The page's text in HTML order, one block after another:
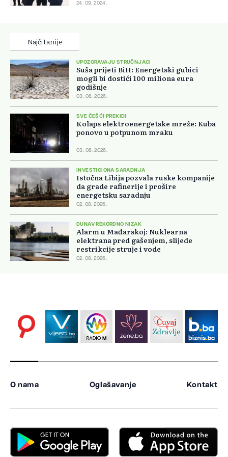
24. 09. 2024.
Najčitanije
UPOZORAVAJU STRUČNJACI
Suša prijeti BiH: Energetski gubici
mogli bi dostići 100 miliona eura
godišnje
03. 08. 2026.
SVE ČEŠĆI PREKIDI
Kolaps elektroenergetske mreže: Kuba
ponovo u potpunom mraku
03. 08. 2026.
INVESTICIONA SARADNJA
Istočna Libija pozvala ruske kompanije
da grade rafinerije i prošire
energetsku saradnju
02. 08. 2026.
DUNAV REKORDNO NIZAK
Alarm u Mađarskoj: Nuklearna
elektrana pred gašenjem, slijede
restrikcije struje i vode
02. 08. 2026.
O nama Oglašavanje Kontakt